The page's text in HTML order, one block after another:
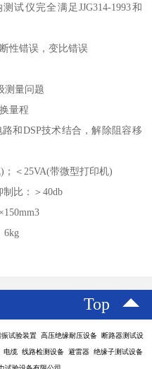
试仪完全满足JJG314-1993和
性错误，变比错误
测量问题
量程
和DSP技术结合，解除阻容移
；＜25VA(带微型打印机)
比：＞40db
6kg
Top
试验装置 高压绝缘耐压设备 断路器测试设
缆 线路检测设备 避雷器 绝缘子测试设备